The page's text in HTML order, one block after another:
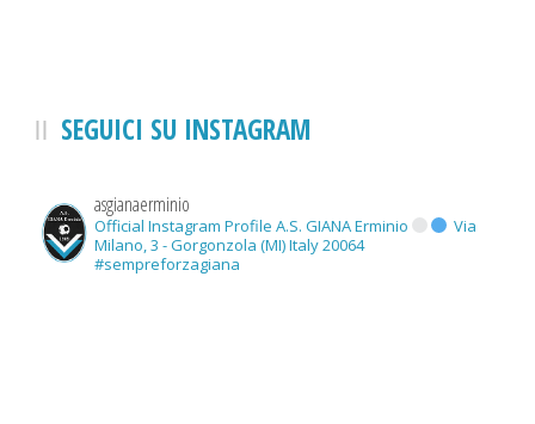
SEGUICI SU INSTAGRAM
asgianaerminio
Official Instagram Profile A.S. GIANA Erminio
Via
Milano, 3 - Gorgonzola (MI) Italy 20064
#sempreforzagiana